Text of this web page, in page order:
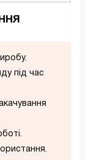
під час